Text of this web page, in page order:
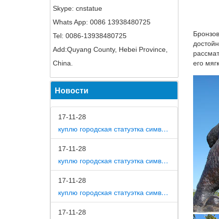
Skype: cnstatue
Whats App: 0086 13938480725
Tel: 0086-13938480725
Add:Quyang County, Hebei Province,
China.
Новости
17-11-28
куплю городская статуэтка символ собака в дом
17-11-28
куплю городская статуэтка символ собака в метро москвы
17-11-28
куплю городская статуэтка символ собака на площади революции
17-11-28
То
У нас
В
Купить
его